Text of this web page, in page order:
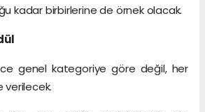
kadar birbirlerine de örnek olacak.
genel kategoriye göre değil, her
verilecek.